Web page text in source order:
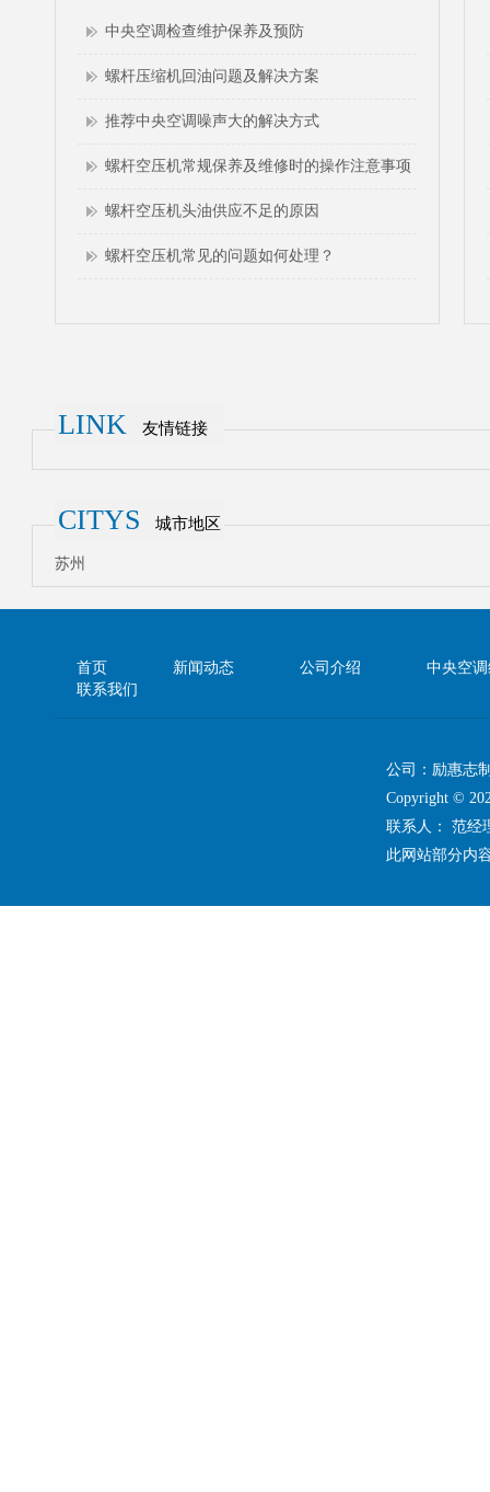
中央空调检查维护保养及预防
2022-06-09
螺杆压缩机回油问题及解决方案
2022-05-17
推荐中央空调噪声大的解决方式
2022-05-09
螺杆空压机常规保养及维修时的操作注意事项
2022-04-14
螺杆空压机头油供应不足的原因
2022-04-09
螺杆空压机常见的问题如何处理？
LINK 友情链接
CITYS 城市地区
苏州
首页 新闻动态 公司介绍
中央空
联系我们
公司：励惠志
Copyright ©
联系人： 范
此网站部分内